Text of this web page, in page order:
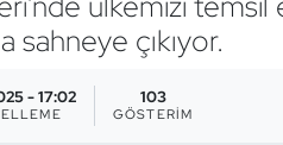
çıkıyor.
- 17:02 103
GÖSTERIM